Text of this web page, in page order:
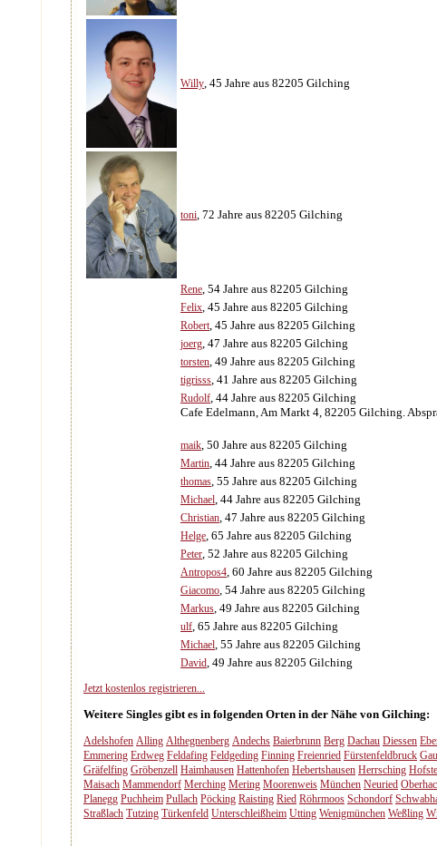
Willy, 45 Jahre aus 82205 Gilching
toni, 72 Jahre aus 82205 Gilching
Rene, 54 Jahre aus 82205 Gilching
Felix, 45 Jahre aus 82205 Gilching
Robert, 45 Jahre aus 82205 Gilching
joerg, 47 Jahre aus 82205 Gilching
torsten, 49 Jahre aus 82205 Gilching
tigrisss, 41 Jahre aus 82205 Gilching
Rudolf, 44 Jahre aus 82205 Gilching
Cafe Edelmann, Am Markt 4, 82205 Gilching.
maik, 50 Jahre aus 82205 Gilching
Martin, 44 Jahre aus 82205 Gilching
thomas, 55 Jahre aus 82205 Gilching
Michael, 44 Jahre aus 82205 Gilching
Christian, 47 Jahre aus 82205 Gilching
Helge, 65 Jahre aus 82205 Gilching
Peter, 52 Jahre aus 82205 Gilching
Antropos4, 60 Jahre aus 82205 Gilching
Giacomo, 54 Jahre aus 82205 Gilching
Markus, 49 Jahre aus 82205 Gilching
ulf, 65 Jahre aus 82205 Gilching
Michael, 55 Jahre aus 82205 Gilching
David, 49 Jahre aus 82205 Gilching
Jetzt kostenlos registrieren...
Weitere Singles gibt es in folgenden Orten in der Nähe von Gilching:
Adelshofen Alling Althegnenberg Andechs Baierbrunn Berg Dachau Diessen
Emmering Erdweg Feldafing Feldgeding Finning Freienried Fürstenfeldbruck
Gräfelfing Gröbenzell Haimhausen Hattenhofen Hebertshausen Herrsching
Maisach Mammendorf Merching Mering Moorenweis München Neuried
Planegg Puchheim Pullach Pöcking Raisting Ried Röhrmoos Schondorf
Straßlach Tutzing Türkenfeld Unterschleißheim Utting Wenigmünchen Weßling